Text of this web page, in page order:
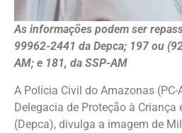
As informações podem ser
99962-2441 da Depca; 197 ou
AM; e 181, da SSP-AM
A Polícia Civil do Amazonas
Delegacia de Proteção à Criança
(Depca), divulga a imagem de